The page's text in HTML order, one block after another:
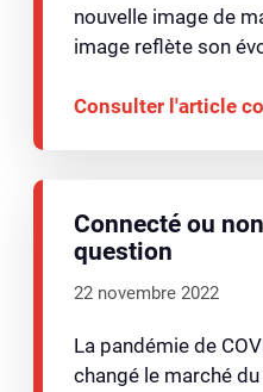
nouvelle image de
image reflète son
Consulter l'article
Connecté ou
question
22 novembre 2022
La pandémie de
changé le marché